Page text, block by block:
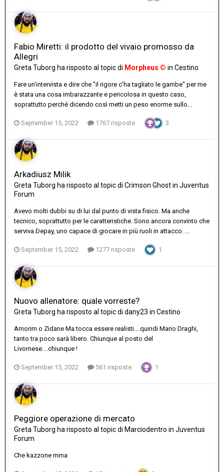
Fabio Miretti: il prodotto del vivaio promosso da
Allegri
Greta Tuborg ha risposto al topic di Morpheus © in Cestino
Fare un'intervista e dire che "il rigore c'ha tagliato le gambe" per me
è stata una cosa imbarazzante e pericolosa in questo caso,
soprattutto perché dicendo così metti un peso enorme sullo...
September 15, 2022 1767 risposte 3
Arkadiusz Milik
Greta Tuborg ha risposto al topic di Crimson Ghostin Juventus
Forum
Avevo molti dubbi su di lui dal punto di vista fisico. Ma anche
tecnico, soprattutto per le caratteristiche. Sono ancora convinto che
serviva Depay, uno capace di giocare in più ruoli in attacco. ...
September 15, 2022 1277 risposte 1
Nuovo allenatore: quale vorreste?
Greta Tuborg ha risposto al topic di dany23 in Cestino
Amorim o Zidane Ma tocca essere realisti....quindi Mario Draghi,
tanto tra poco sarà libero. Chiunque al posto del
Livornese....chiunque !
September 15, 2022 561 risposte 1
Peggiore operazione di mercato
Greta Tuborg ha risposto al topic di Marciodentro in Juventus
Forum
Che kazzone mma